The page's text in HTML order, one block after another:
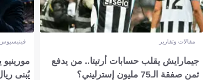
مقالات وتقارير
جيمارايش يقلب حسابات أرتيتا.. من يدفع
ثمن صفقة الـ75 مليون إسترليني؟
فينيسيوس
يُبنى